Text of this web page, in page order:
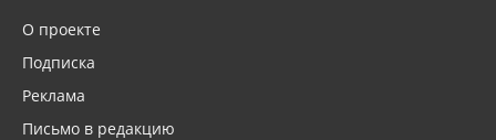
О проекте
Подписка
Реклама
Письмо в редакцию